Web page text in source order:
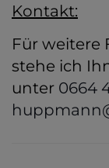
Kontakt:
Für weitere
stehe ich
unter 0664